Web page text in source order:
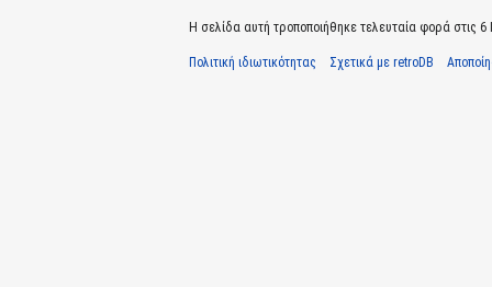
Η σελίδα αυτή τροποποιήθηκε τελευταία φορά στις 6
Πολιτική ιδιωτικότητας Σχετικά με retroDB